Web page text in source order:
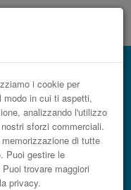
i cookie per
in cui ti aspetti,
analizzando l'utilizzo
sforzi commerciali.
di tutte
Puoi gestire le
trovare maggiori
privacy.
Tillé
low cost
più economico